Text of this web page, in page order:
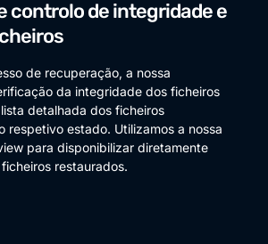
controlo de integridade e
de recuperação, a nossa
da integridade dos ficheiros
detalhada dos ficheiros
respetivo estado. Utilizamos a nossa
para disponibilizar diretamente
restaurados.